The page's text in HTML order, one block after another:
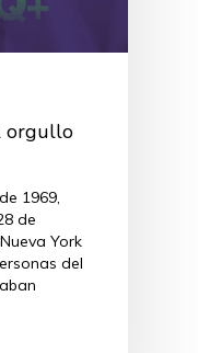
orgullo
1969,
de
York
del